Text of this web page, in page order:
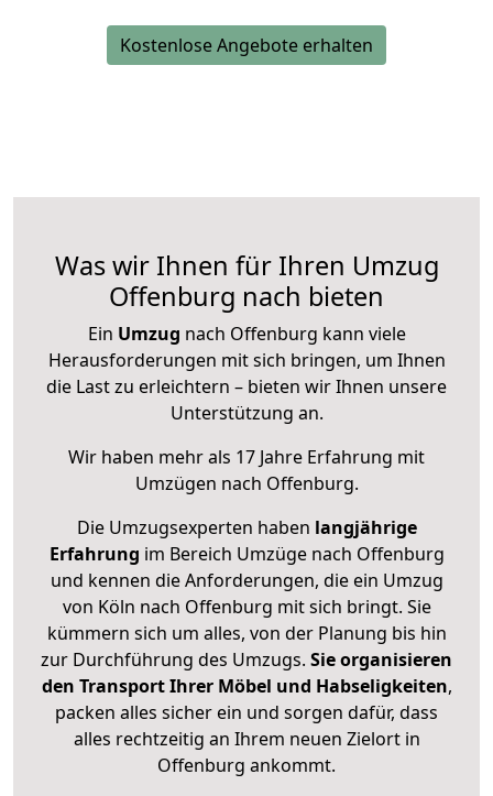
Kostenlose Angebote erhalten
Was wir Ihnen für Ihren Umzug
Offenburg nach bieten
Ein Umzug nach Offenburg kann viele
Herausforderungen mit sich bringen, um Ihnen
die Last zu erleichtern – bieten wir Ihnen unsere
Unterstützung an.
Wir haben mehr als 17 Jahre Erfahrung mit
Umzügen nach Offenburg.
Die Umzugsexperten haben langjährige
Erfahrung im Bereich Umzüge nach Offenburg
und kennen die Anforderungen, die ein Umzug
von Köln nach Offenburg mit sich bringt. Sie
kümmern sich um alles, von der Planung bis hin
zur Durchführung des Umzugs. Sie organisieren
den Transport Ihrer Möbel und Habseligkeiten,
packen alles sicher ein und sorgen dafür, dass
alles rechtzeitig an Ihrem neuen Zielort in
Offenburg ankommt.